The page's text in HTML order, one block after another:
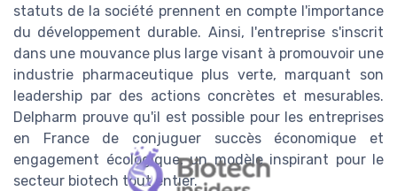
statuts de la société prennent en compte l'importance
du développement durable. Ainsi, l'entreprise s'inscrit
dans une mouvance plus large visant à promouvoir une
industrie pharmaceutique plus verte, marquant son
leadership par des actions concrètes et mesurables.
Delpharm prouve qu'il est possible pour les entreprises
en France de conjuguer succès économique et
engagement écologique, un modèle inspirant pour le
secteur biotech tout entier.